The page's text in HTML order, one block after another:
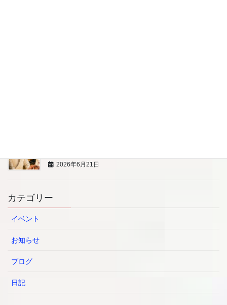
2026年6月21日
カテゴリー
イベント
お知らせ
ブログ
日記